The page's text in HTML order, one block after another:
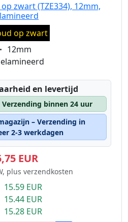
zwart (TZE334), 12mm,
op zwart
Eigenschaft:
12mm
en levertijd
binnen 24 uur
– Verzending in
2-3 werkdagen
EUR
plus verzendkosten
EUR
15.44 EUR
15.28 EUR